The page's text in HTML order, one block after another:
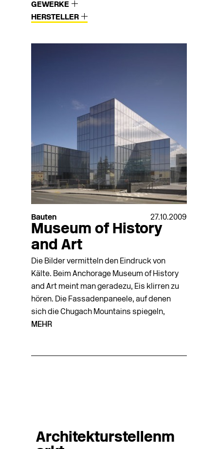
GEWERKE
HERSTELLER
Bauten 27.10.2009
Museum of History
and Art
Die Bilder vermitteln den Eindruck von
Kälte. Beim Anchorage Museum of History
and Art meint man geradezu, Eis klirren zu
hören. Die Fassadenpaneele, auf denen
sich die Chugach Mountains spiegeln,
MEHR
Architekturstellenm